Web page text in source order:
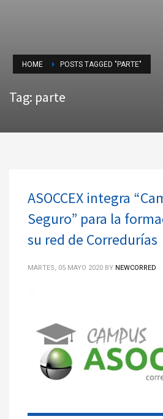
HOME POSTS TAGGED "PARTE"
Tag: parte
ASOCCEX integra
Seguro” para la
su red de Corredurías
MARTES, 05 MAYO 2020 BY NEWCORRED